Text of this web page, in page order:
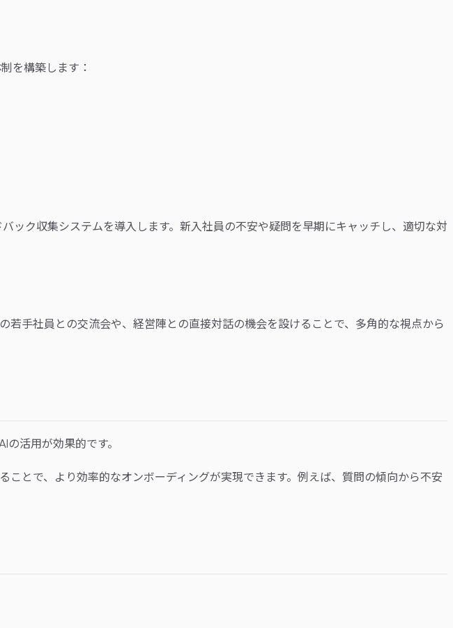
を構築します：
ック収集システムを導入します。新入社員の不安や疑問を早期にキャッチし、適切な対
手社員との交流会や、経営陣との直接対話の機会を設けることで、多角的な視点から
活用が効果的です。
とで、より効率的なオンボーディングが実現できます。例えば、質問の傾向から不安